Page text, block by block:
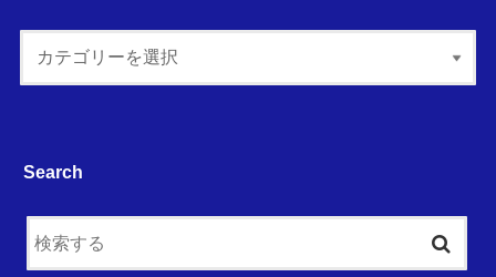
Search